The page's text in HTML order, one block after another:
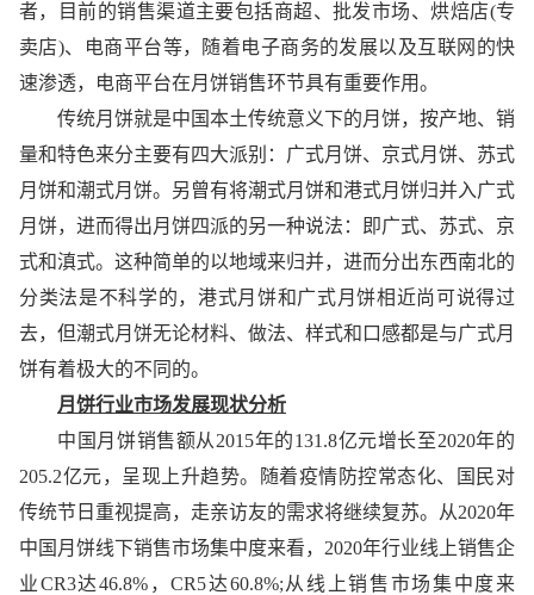
者，目前的销售渠道主要包括商超、批发市场、烘焙店(专
卖店)、电商平台等，随着电子商务的发展以及互联网的快
速渗透，电商平台在月饼销售环节具有重要作用。
传统月饼就是中国本土传统意义下的月饼，按产地、销
量和特色来分主要有四大派别：广式月饼、京式月饼、苏式
月饼和潮式月饼。另曾有将潮式月饼和港式月饼归并入广式
月饼，进而得出月饼四派的另一种说法：即广式、苏式、京
式和滇式。这种简单的以地域来归并，进而分出东西南北的
分类法是不科学的，港式月饼和广式月饼相近尚可说得过
去，但潮式月饼无论材料、做法、样式和口感都是与广式月
饼有着极大的不同的。
月饼行业市场发展现状分析
中国月饼销售额从2015年的131.8亿元增长至2020年的
205.2亿元，呈现上升趋势。随着疫情防控常态化、国民对
传统节日重视提高，走亲访友的需求将继续复苏。从2020年
中国月饼线下销售市场集中度来看，2020年行业线上销售企
业CR3达46.8%，CR5达60.8%;从线上销售市场集中度来